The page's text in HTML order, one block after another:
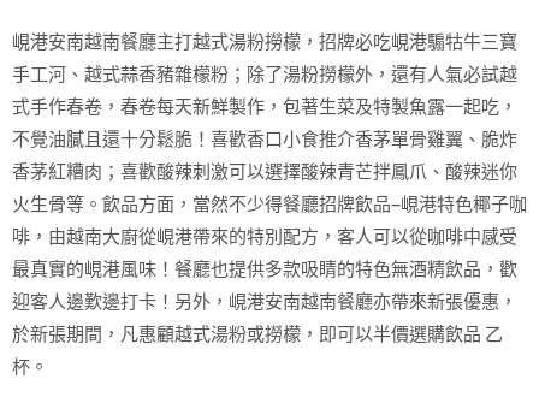
峴港安南越南餐廳主打越式湯粉撈檬，招牌必吃峴港騸牯牛三寶
手工河、越式蒜香豬雜檬粉；除了湯粉撈檬外，還有人氣必試越
式手作春卷，春卷每天新鮮製作，包著生菜及特製魚露一起吃，
不覺油膩且還十分鬆脆！喜歡香口小食推介香茅單骨雞翼、脆炸
香茅紅糟肉；喜歡酸辣刺激可以選擇酸辣青芒拌鳳爪、酸辣迷你
火生骨等。飲品方面，當然不少得餐廳招牌飲品—峴港特色椰子咖
啡，由越南大廚從峴港帶來的特別配方，客人可以從咖啡中感受
最真實的峴港風味！餐廳也提供多款吸睛的特色無酒精飲品，歡
迎客人邊歎邊打卡！另外，峴港安南越南餐廳亦帶來新張優惠，
於新張期間，凡惠顧越式湯粉或撈檬，即可以半價選購飲品 乙
杯。